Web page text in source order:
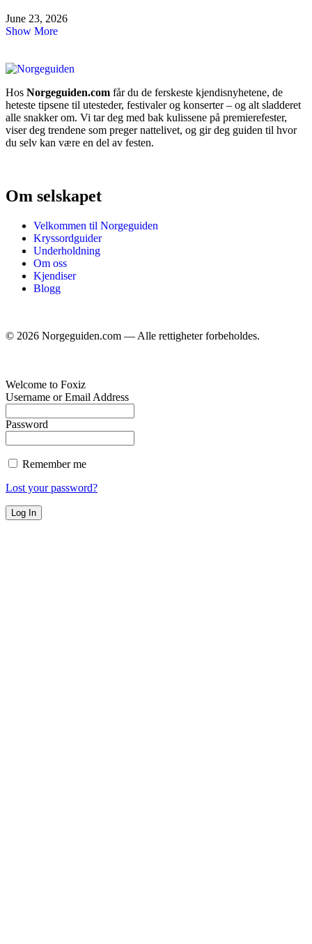
June 23, 2026
Show More
Hos Norgeguiden.com får du de ferskeste kjendisnyhetene, de
heteste tipsene til utesteder, festivaler og konserter – og alt sladderet
alle snakker om. Vi tar deg med bak kulissene på premierefester,
viser deg trendene som preger nattelivet, og gir deg guiden til hvor
du selv kan være en del av festen.
Om selskapet
Velkommen til Norgeguiden
Kryssordguider
Underholdning
Om oss
Kjendiser
Blogg
© 2026 Norgeguiden.com — Alle rettigheter forbeholdes.
Welcome to Foxiz
Username or Email Address
Password
Remember me
Lost your password?